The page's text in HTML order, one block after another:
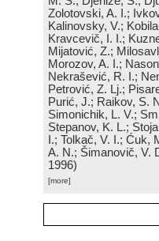
Zolotovski, A. I.;
Kalinovsky, V.;
Kravcevič, I. I.;
Mijatović, Z.;
Morozov, A. I.;
Nekrašević, R. I.;
Petrović, Z. Lj.;
Purić, J.; Raikov, S.
Simonichik, L. V.;
Stepanov, K. L.;
I.; Tolkač, V. I.; Ćuk,
A. N.; Šimanovič, V.
1996)
[more]